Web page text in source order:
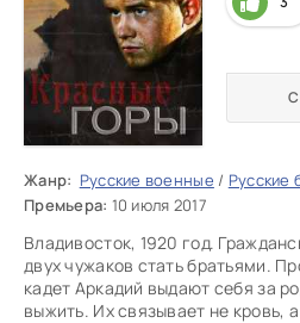
Жанр: Русские военные / Русские
Премьера: 10 июля 2017
Владивосток, 1920 год.
двух чужаков стать братьями.
кадет Аркадий выдают себя за
выжить. Их связывает не кровь,